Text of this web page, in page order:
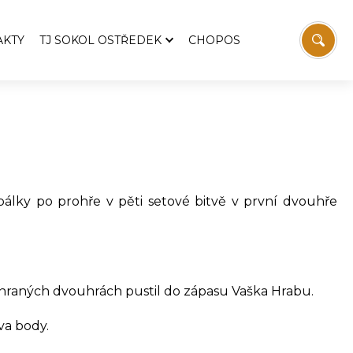
TJ SOKOL OSTŘEDEK
Fotbal
Víceúčelový kurt
CHOPOS
po prohře v pěti setové bitvě v první dvouhře
dvouhrách pustil do zápasu Vaška Hrabu.
body.